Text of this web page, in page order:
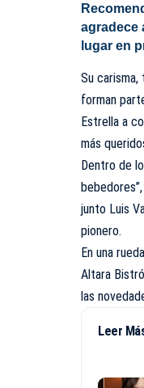
agradece
lugar en
Su
forman
Estrella a
más
Dentro de
junto Luis
pionero.
En una
Altara
las
Leer